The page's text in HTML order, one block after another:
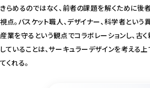
きらめるのではなく、前者の課題を解くために後
視点。バスケット職人、デザイナー、科学者とい
産業を守るという観点でコラボレーションし、古
していることは、サーキュラーデザインを考える
てくれる。